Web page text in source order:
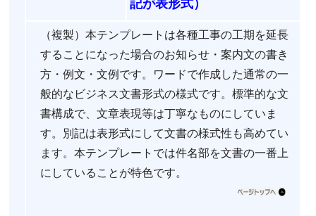
記が表形式）
（複製）本テンプレートは各種工事の工期を延長
することになった場合のお知らせ・案内文の書き
方・例文・文例です。ワードで作成した通常の一
般的なビジネス文書形式の様式です。標準的な文
書構成で、文章表現等は丁寧なものにしていま
す。別記は表形式にして文書の様式性も高めてい
ます。本テンプレートでは件名部を文書の一番上
にしていることが特色です。